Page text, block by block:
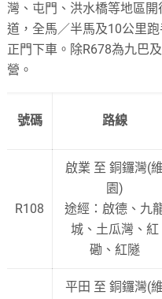
灣、屯門、洪水橋等地區
道，全馬／半馬及10公里
正門下車。除R678為九巴
營。
號碼 路線
R108
啟業 至 銅鑼灣(維
園)
途經：啟德、九
城、土瓜灣、紅
磡、紅隧
平田 至 銅鑼灣(維